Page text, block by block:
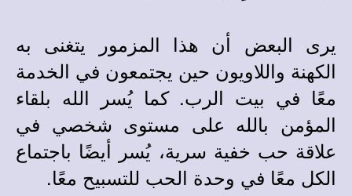
يرى البعض أن هذا المزمور يتغنى به
الكهنة واللاويون حين يجتمعون في الخدمة
معًا في بيت الرب. كما يُسر الله بلقاء
المؤمن بالله على مستوى شخصي في
علاقة حب خفية سرية، يُسر أيضًا باجتماع
الكل معًا في وحدة الحب للتسبيح معًا.